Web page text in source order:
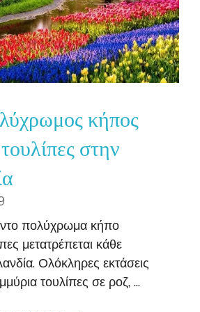
κήπος
στην
πολύχρωμα κήπο
μετατρέπεται κάθε
Ολόκληρες εκτάσεις
τουλίπες σε ροζ, ...